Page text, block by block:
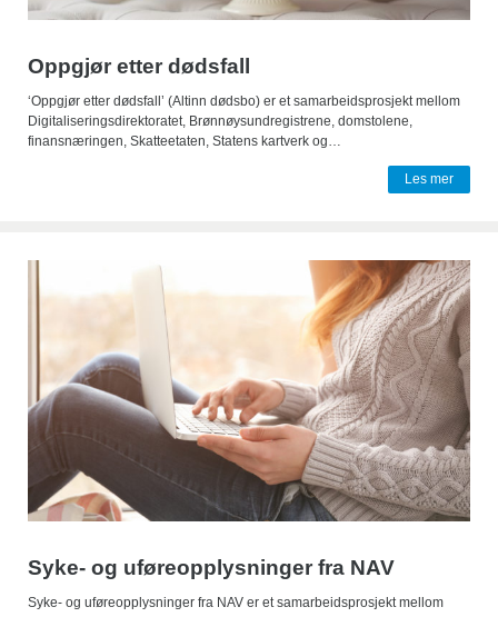
Oppgjør etter dødsfall
‘Oppgjør etter dødsfall’ (Altinn dødsbo) er et samarbeidsprosjekt mellom
Digitaliseringsdirektoratet, Brønnøysundregistrene, domstolene,
finansnæringen, Skatteetaten, Statens kartverk og…
Les mer
Syke- og uføreopplysninger fra NAV
Syke- og uføreopplysninger fra NAV er et samarbeidsprosjekt mellom